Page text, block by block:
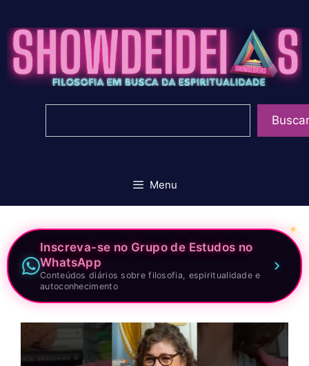
para
conteúdo
Buscar
Menu
Inscreva-se no Grupo de Estudos no
WhatsApp
Conteúdos diários sobre filosofia, espiritualidade e
autoconhecimento